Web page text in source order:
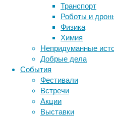
Транспорт
Роботы и
Физика
Химия
Непридуманные
Добрые дела
События
Фестивали
Встречи
Акции
Выставки
важнейших
средств
коммуникации.
инструменты и
мозг наука
поведение